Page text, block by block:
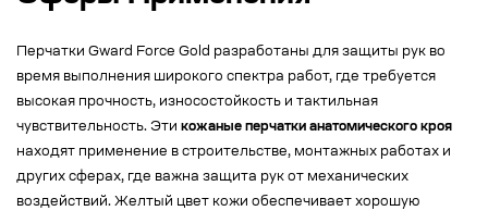
Перчатки Gward Force Gold разработаны для защиты рук во
время выполнения широкого спектра работ, где требуется
высокая прочность, износостойкость и тактильная
чувствительность. Эти кожаные перчатки анатомического кроя
находят применение в строительстве, монтажных работах и
других сферах, где важна защита рук от механических
воздействий. Желтый цвет кожи обеспечивает хорошую